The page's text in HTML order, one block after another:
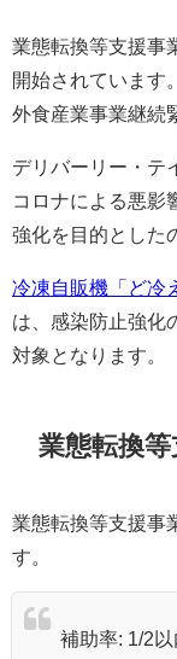
業態転換等支援事
開始されています
外食産業事業継続
デリバーリー・テ
コロナによる悪影
強化を目的とした
冷凍自販機「ど冷
は、感染防止強化
対象となります。
業態転換
業態転換等支援事
す。
補助率: 1/2以